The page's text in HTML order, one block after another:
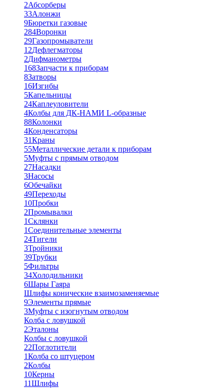
2Абсорберы
33Алонжи
9Бюретки газовые
284Воронки
29Газопромыватели
12Дефлегматоры
2Дифманометры
168Запчасти к приборам
8Затворы
16Изгибы
5Капельницы
24Каплеуловители
4Колбы для ДК-НАМИ L-образные
88Колонки
4Конденсаторы
31Краны
55Металлические детали к приборам
5Муфты с прямым отводом
27Насадки
3Насосы
6Обечайки
49Переходы
10Пробки
2Промывалки
1Склянки
1Соединительные элементы
24Тигели
3Тройники
39Трубки
5Фильтры
34Холодильники
6Шары Гаяра
Шлифы конические взаимозаменяемые
9Элементы прямые
3Муфты с изогнутым отводом
Колба с ловушкой
2Эталоны
Колбы с ловушкой
22Поглотители
1Колба со штуцером
2Колбы
10Керны
11Шлифы